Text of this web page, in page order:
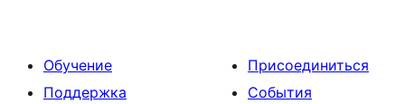
Обучение
Поддержка
Присоединиться
События